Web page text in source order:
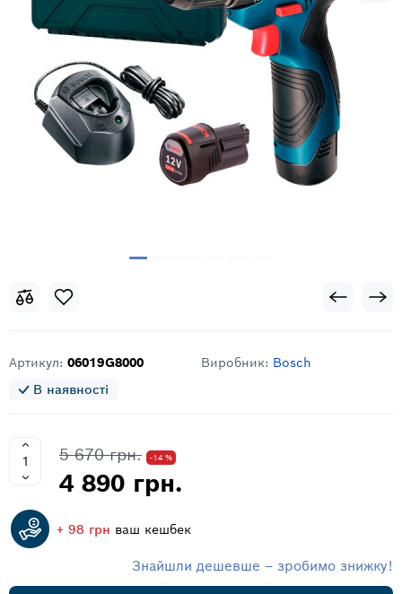
Артикул: 06019G8000 Виробник: Bosch
В наявності
5 670 грн. -14 %
4 890 грн.
+ 98 грн ваш кешбек
Знайшли дешевше – зробимо знижку!